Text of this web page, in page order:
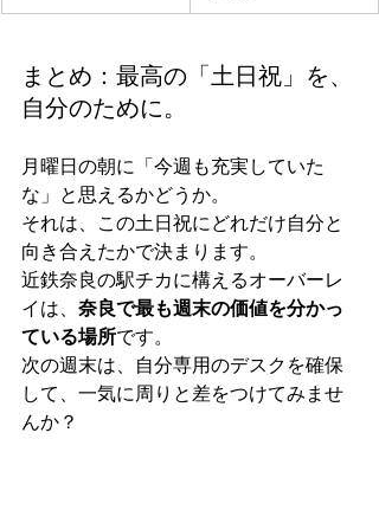
まとめ：最高の「土日祝」を、
自分のために。
月曜日の朝に「今週も充実していた
な」と思えるかどうか。
それは、この土日祝にどれだけ自分と
向き合えたかで決まります。
近鉄奈良の駅チカに構えるオーバーレ
イは、 奈良で最も週末の価値を分かっ
ている場所です。
次の週末は、自分専用のデスクを確保
して、一気に周りと差をつけてみませ
んか？